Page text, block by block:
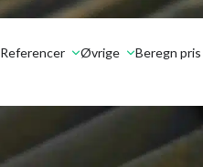
Referencer Øvrige Beregn pris